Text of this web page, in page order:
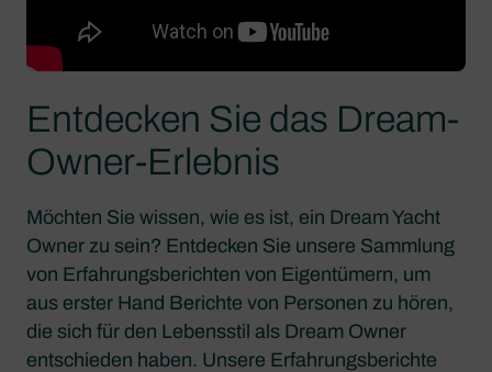
Entdecken Sie das Dream-
Owner-Erlebnis
Möchten Sie wissen, wie es ist, ein Dream Yacht
Owner zu sein? Entdecken Sie unsere Sammlung
von Erfahrungsberichten von Eigentümern, um
aus erster Hand Berichte von Personen zu hören,
die sich für den Lebensstil als Dream Owner
entschieden haben. Unsere Erfahrungsberichte